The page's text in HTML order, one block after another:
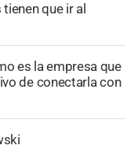
que ir al
es la empresa que
de conectarla con